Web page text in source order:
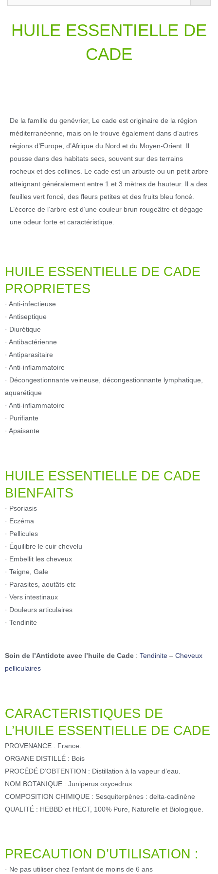
HUILE ESSENTIELLE DE
CADE
De la famille du genévrier, Le cade est originaire de la région
méditerranéenne, mais on le trouve également dans d’autres
régions d’Europe, d’Afrique du Nord et du Moyen-Orient. Il
pousse dans des habitats secs, souvent sur des terrains
rocheux et des collines. Le cade est un arbuste ou un petit arbre
atteignant généralement entre 1 et 3 mètres de hauteur. Il a des
feuilles vert foncé, des fleurs petites et des fruits bleu foncé.
L’écorce de l’arbre est d’une couleur brun rougeâtre et dégage
une odeur forte et caractéristique.
HUILE ESSENTIELLE DE CADE
PROPRIETES
· Anti-infectieuse
· Antiseptique
· Diurétique
· Antibactérienne
· Antiparasitaire
· Anti-inflammatoire
· Décongestionnante veineuse, décongestionnante lymphatique,
aquarétique
· Anti-inflammatoire
· Purifiante
· Apaisante
HUILE ESSENTIELLE DE CADE
BIENFAITS
· Psoriasis
· Eczéma
· Pellicules
· Équilibre le cuir chevelu
· Embellit les cheveux
· Teigne, Gale
· Parasites, aoutâts etc
· Vers intestinaux
· Douleurs articulaires
· Tendinite
Soin de l’Antidote avec l’huile de Cade : Tendinite – Cheveux
pelliculaires
CARACTERISTIQUES DE
L’HUILE ESSENTIELLE DE CADE
PROVENANCE : France.
ORGANE DISTILLÉ : Bois
PROCÉDÉ D’OBTENTION : Distillation à la vapeur d’eau.
NOM BOTANIQUE : Juniperus oxycedrus
COMPOSITION CHIMIQUE : Sesquiterpènes : delta-cadinène
QUALITÉ : HEBBD et HECT, 100% Pure, Naturelle et Biologique.
PRECAUTION D’UTILISATION :
· Ne pas utiliser chez l’enfant de moins de 6 ans